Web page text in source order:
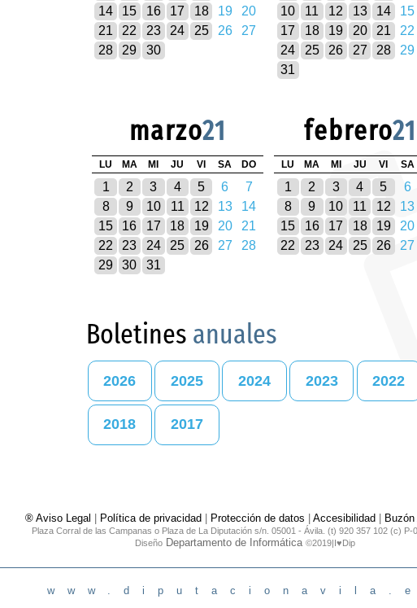
14
15 16 17 18 19
20
21
22 23 24 25 26
27
28
29 30
10
11 12 13 14 15
17
18 19 20 21 22
24
25 26 27 28 29
31
marzo21
LU MA MI JU VI SA DO
1 2 3 4 5 6
7
8
9 10 11 12 13
14
15
16 17 18 19 20
21
22
23 24 25 26 27
28
29
30 31
febrero21
LU MA MI JU VI SA
1 2 3 4 5 6
8
9 10 11 12 13
15
16 17 18 19 20
22
23 24 25 26 27
Boletines anuales
2026 2025 2024 2023 2022
2018 2017
® Aviso Legal Política de privacidad Protección de datos Accesibilidad
Plaza Corral de las Campanas o Plaza de La Diputación s/n. 05001 - Ávila. (t) 920 357 102 (c) P-
DiseñoDepartamento de Informática ©2019|I♥Dip